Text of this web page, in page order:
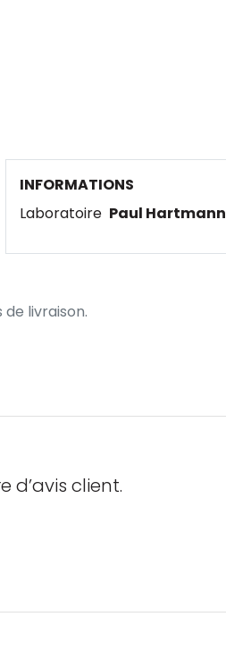
INFORMATIONS
Laboratoire Paul Hartmann
livraison.
d’avis client.